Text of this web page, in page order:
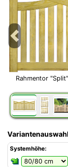
Rahmentor
Previous
Variantenauswahl
Systemhöhe: